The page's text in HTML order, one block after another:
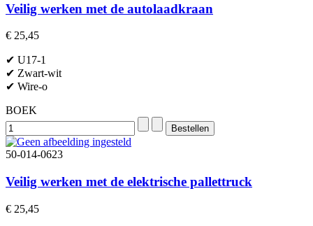
Veilig werken met de autolaadkraan
€ 25,45
✔ U17-1
✔ Zwart-wit
✔ Wire-o
BOEK
50-014-0623
Veilig werken met de elektrische pallettruck
€ 25,45